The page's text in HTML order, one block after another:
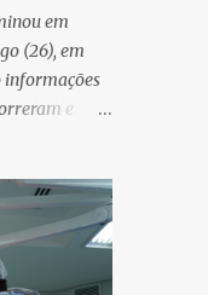
em contato
pelo
ficou
Sem
vítima tentou
gerente,
em
(26), em
informações
e
das
Vitte. De
a
do